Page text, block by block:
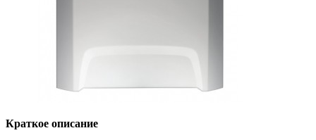
Краткое описание